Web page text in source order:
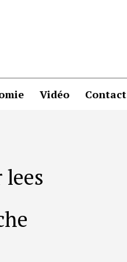
Vidéo Contact